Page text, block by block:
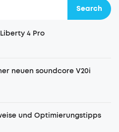
Search
4 Pro
neuen soundcore V20i
und Optimierungstipps